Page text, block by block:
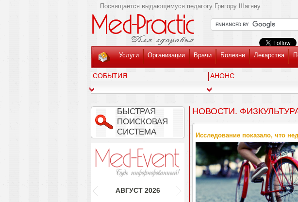
Посвящается выдающемуся педагогу Григору Шагяну
Услуги Организации Врачи Болезни Лекарства
СОБЫТИЯ АНОНС
БЫСТРАЯ
ПОИСКОВАЯ
СИСТЕМА
АВГУСТ 2026
НОВОСТИ.
Исследование показало, что